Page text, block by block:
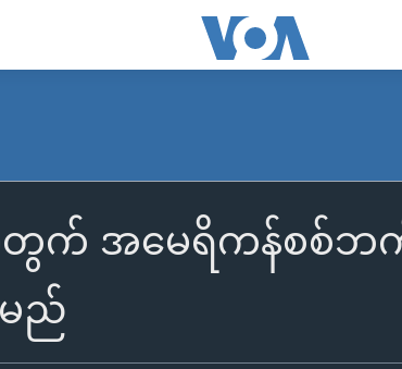
က် အမေရိကန်စစ်ဘ
မည်